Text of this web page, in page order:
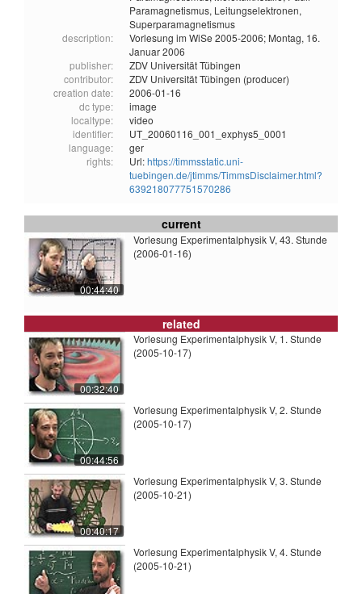
Paramagnetismus, Leitungselektronen,
Superparamagnetismus
description:
Vorlesung im WiSe 2005-2006; Montag, 16.
Januar 2006
publisher:
ZDV Universität Tübingen
contributor:
ZDV Universität Tübingen (producer)
creation date:
2006-01-16
dc type:
image
localtype:
video
identifier:
UT_20060116_001_exphys5_0001
language:
ger
rights:
Url:https://timmsstatic.uni-
tuebingen.de/jtimms/TimmsDisclaimer.html?
639218077751570286
current
00:44:40
Vorlesung Experimentalphysik V, 43. Stunde
(2006-01-16)
related
00:32:40
Vorlesung Experimentalphysik V, 1. Stunde
(2005-10-17)
00:44:56
Vorlesung Experimentalphysik V, 2. Stunde
(2005-10-17)
00:40:17
Vorlesung Experimentalphysik V, 3. Stunde
(2005-10-21)
Vorlesung Experimentalphysik V, 4. Stunde
(2005-10-21)